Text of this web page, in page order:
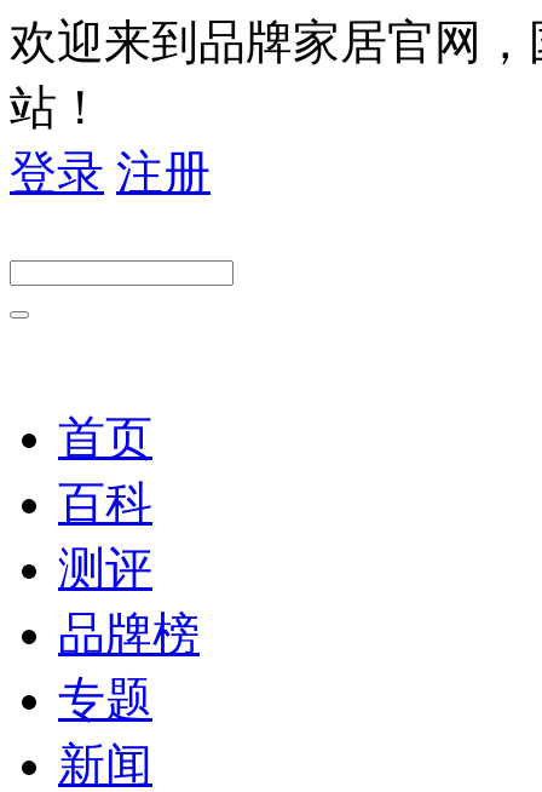
欢迎来到品牌家居官网
站！
登录 注册
首页
百科
测评
品牌榜
专题
新闻